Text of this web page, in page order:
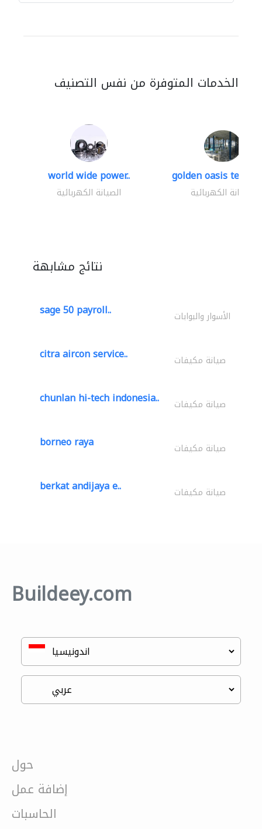
الخدمات المتوفرة من نفس التصنيف
world wide power..
الصيانة الكهربائية
golden oasis
الصيانة الكهربائية
نتائج مشابهة
sage 50 payroll.. الأسوار والبوابات
citra aircon service.. صيانة مكيفات
chunlan hi-tech indonesia.. صيانة مكيفات
borneo raya صيانة مكيفات
berkat andijaya e.. صيانة مكيفات
Buildeey.com
حول
إضافة عمل
الحاسبات